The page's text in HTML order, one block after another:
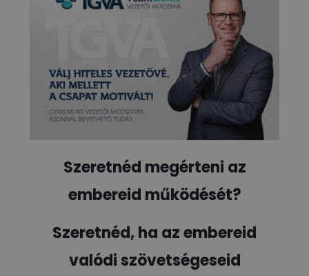
Szeretnéd megérteni az
embereid működését?
Szeretnéd, ha az embereid
valódi szövetségeseid